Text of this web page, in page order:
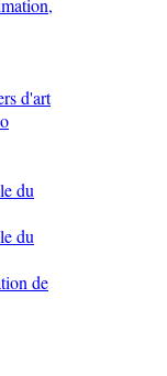
d'art
du
du
de